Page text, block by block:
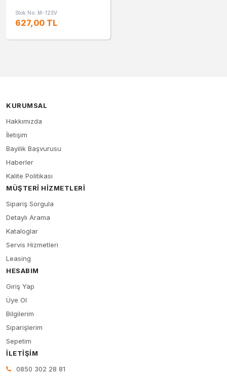
Stok No: M-12SV
627,00 TL
KURUMSAL
Hakkımızda
İletişim
Bayilik Başvurusu
Haberler
Kalite Politikası
MÜŞTERI HIZMETLERI
Sipariş Sorgula
Detaylı Arama
Kataloglar
Servis Hizmetleri
Leasing
HESABIM
Giriş Yap
Üye Ol
Bilgilerim
Siparişlerim
Sepetim
İLETIŞIM
0850 302 28 81